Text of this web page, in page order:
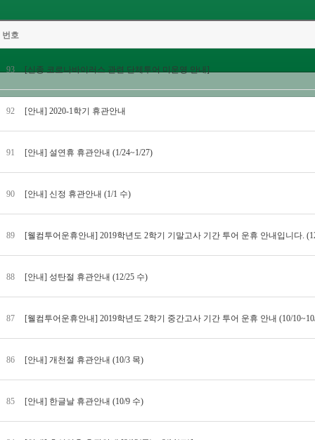
번호
93 [신종 코로나바이러스 관련 단체투어 미운영 안내]
92 [안내] 2020-1학기 휴관안내
91 [안내] 설연휴 휴관안내 (1/24~1/27)
90 [안내] 신정 휴관안내 (1/1 수)
89 [웰컴투어운휴안내] 2019학년도 2학기 기말고사 기간 투어 운휴 안내입니다.
88 [안내] 성탄절 휴관안내 (12/25 수)
87 [웰컴투어운휴안내] 2019학년도 2학기 중간고사 기간 투어 운휴 안내 (10/
86 [안내] 개천절 휴관안내 (10/3 목)
85 [안내] 한글날 휴관안내 (10/9 수)